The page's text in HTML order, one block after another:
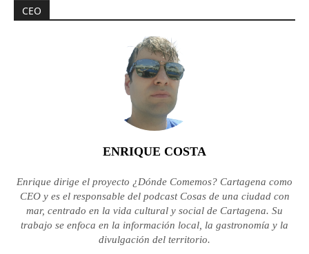
CEO
ENRIQUE COSTA
Enrique dirige el proyecto ¿Dónde Comemos? Cartagena como
CEO y es el responsable del podcast Cosas de una ciudad con
mar, centrado en la vida cultural y social de Cartagena. Su
trabajo se enfoca en la información local, la gastronomía y la
divulgación del territorio.